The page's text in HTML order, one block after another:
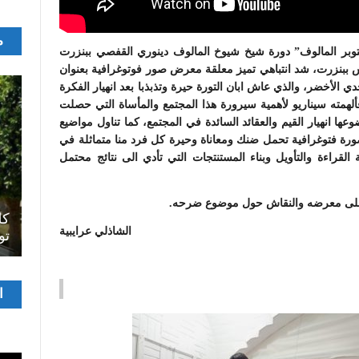
المالوف” دورة شيخ شيوخ المالوف دينوري القفصي ببنزرت
الشيخ ادريس ببنزرت، شد انتباهي تميز معلقة معرض صور فوتوغرافية بعنوان
الأخضر، والذي عاش ابان التورة حيرة وتذبذبا بعد انهيار الفكرة
فألهمته سيناريو لأهمية سيرورة هذا المجتمع والمأساة التي حصلت
القيم والعقائد السائدة في المجتمع، كما تناول مواضيع
مثل الموت والكارثة وجسد هذا السيناريو في 56 صورة فتوغرافية تحمل ضنك ومعاناة وحيرة كل فرد منا متماثلة في
والتأويل وبناء المستنتجات التي تأدي الى نتائج محتمل
على معرضه والنقاش حول موضوع ضرحه.
الشاذلي عرايبيةالدولية…التجربة العمانية نموذجا